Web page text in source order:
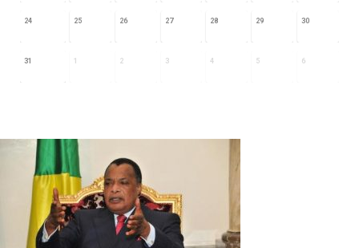
24 25 26 27 28 29 30
31 1 2 3 4 5 6